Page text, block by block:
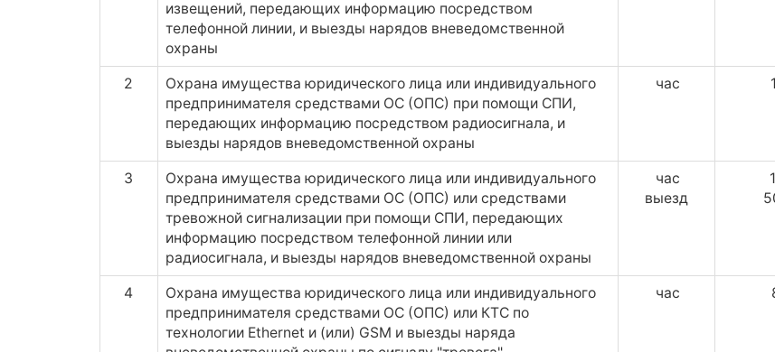
извещений, передающих информацию посредством
телефонной линии, и выезды нарядов вневедомственной
охраны
2
Охрана имущества юридического лица или индивидуального
предпринимателя средствами ОС (ОПС) при помощи СПИ,
передающих информацию посредством радиосигнала, и
выезды нарядов вневедомственной охраны
час
3
Охрана имущества юридического лица или индивидуального
предпринимателя средствами ОС (ОПС) или средствами
тревожной сигнализации при помощи СПИ, передающих
информацию посредством телефонной линии или
радиосигнала, и выезды нарядов вневедомственной охраны
час
выезд
4
Охрана имущества юридического лица или индивидуального
предпринимателя средствами ОС (ОПС) или КТС по
технологии Ethernet и (или) GSM и выезды наряда
час